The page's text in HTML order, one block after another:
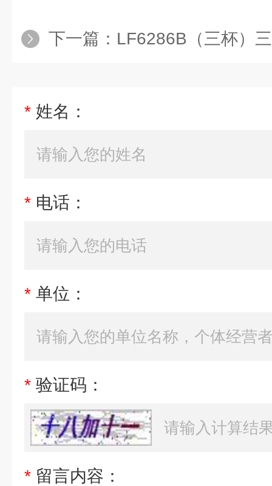
下一篇： LF6286B（三杯）三杯
* 姓名：
* 电话：
* 单位：
* 验证码：
* 留言内容：